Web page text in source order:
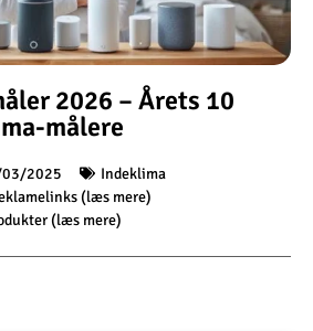
2026 – Årets 10
målere
2025
Indeklima
(læs mere)
(læs mere)